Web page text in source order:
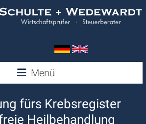
Wedewardt
Menü
fürs Krebsregister
Heilbehandlung